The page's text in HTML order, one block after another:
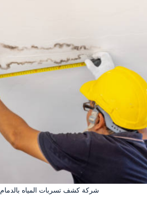
شركة كشف تسربات المياه بالدمام